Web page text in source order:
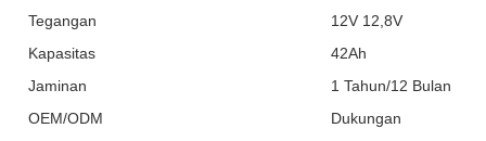
Tegangan
12V 12,8V
Kapasitas
42Ah
Jaminan
1 Tahun/12 Bulan
OEM/ODM
Dukungan